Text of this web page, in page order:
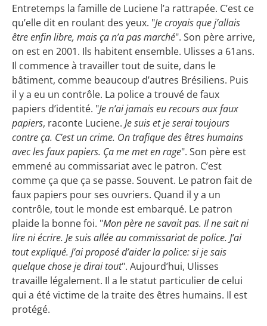
Entretemps la famille de Luciene l’a rattrapée. C’est ce
qu’elle dit en roulant des yeux. "Je croyais que j’allais
être enfin libre, mais ça n’a pas marché". Son père arrive,
on est en 2001. Ils habitent ensemble. Ulisses a 61ans.
Il commence à travailler tout de suite, dans le
bâtiment, comme beaucoup d’autres Brésiliens. Puis
il y a eu un contrôle. La police a trouvé de faux
papiers d’identité. "Je n’ai jamais eu recours aux faux
papiers, raconte Luciene. Je suis et je serai toujours
contre ça. C’est un crime. On trafique des êtres humains
avec les faux papiers. Ça me met en rage". Son père est
emmené au commissariat avec le patron. C’est
comme ça que ça se passe. Souvent. Le patron fait de
faux papiers pour ses ouvriers. Quand il y a un
contrôle, tout le monde est embarqué. Le patron
plaide la bonne foi. "Mon père ne savait pas. Il ne sait ni
lire ni écrire. Je suis allée au commissariat de police. J’ai
tout expliqué. J’ai proposé d’aider la police: si je sais
quelque chose je dirai tout". Aujourd’hui, Ulisses
travaille légalement. Il a le statut particulier de celui
qui a été victime de la traite des êtres humains. Il est
protégé.